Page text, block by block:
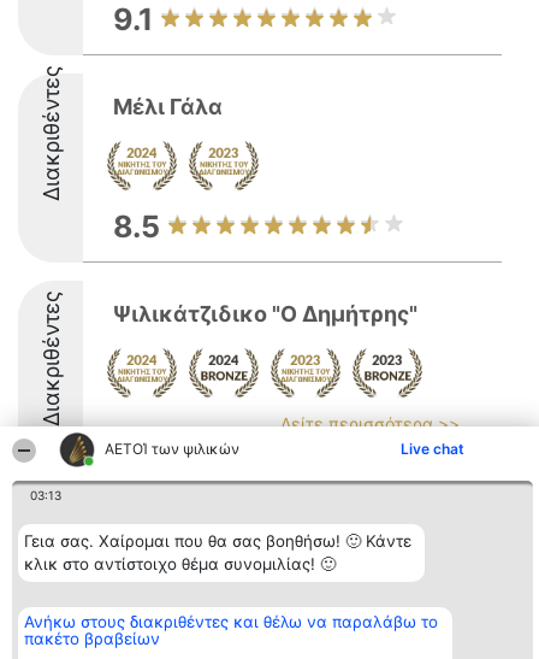
ΑΕΤΟΊ των ψιλικών Live chat
03:13
Γεια σας. Χαίρομαι που θα σας βοηθήσω! 🙂 Κάντε
κλικ στο αντίστοιχο θέμα συνομιλίας! 🙂
Ανήκω στους διακριθέντες και θέλω να παραλάβω το
πακέτο βραβείων
9.1
Διακριθέντες Μέλι Γάλα
8.5
Διακριθέντες Ψιλικάτζιδικο "Ο Δημήτρης"
Δείτε περισσότερα >>
8.7
Διοργανωτής της
κατάταξης
Μονοπρόσωπη ΙΚΕ
ΤΗΛ. ΕΠΙΚΟΙΝΩΝΙΑΣ:
2104128019
Κατάταξη
Διακριθέντες
των
διακριθέντων
Επικοινωνία